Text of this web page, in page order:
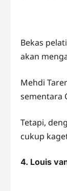
Bekas
akan
Mehdi
sementara
Tetapi,
cukup
4. Louis